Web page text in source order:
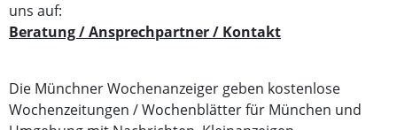
uns auf:
Beratung / Ansprechpartner / Kontakt
Die Münchner Wochenanzeiger geben kostenlose
Wochenzeitungen / Wochenblätter für München und